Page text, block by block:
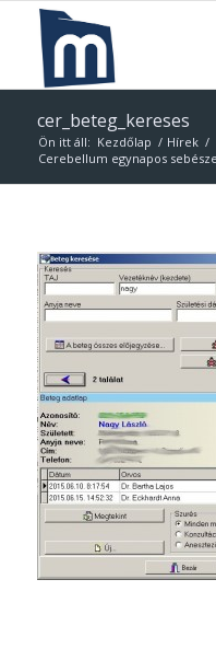
cer_beteg_kereses
Ön itt áll: Kezdőlap / Hírek /
Cerebellum egynapos